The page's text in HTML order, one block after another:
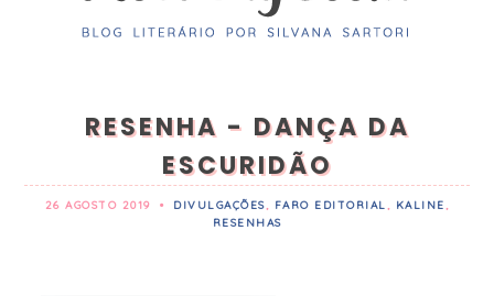
RESENHA - DANÇA DA
ESCURIDÃO
26 AGOSTO 2019 • DIVULGAÇÕES, FARO EDITORIAL, KALINE,
RESENHAS